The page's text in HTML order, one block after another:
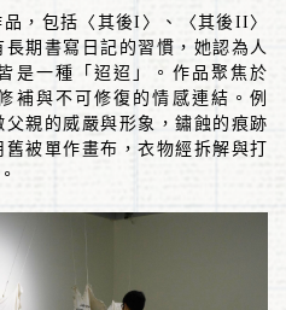
，包括〈其後I 〉、〈其後II 〉
期書寫日記的習慣，她認為人
是一種「迢迢」。作品聚焦於
補與不可修復的情感連結。例
親的威嚴與形象，鏽蝕的痕跡
被單作畫布，衣物經拆解與打